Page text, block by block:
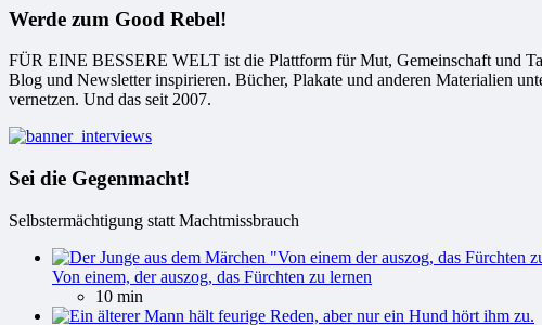
Werde zum Good Rebel!
FÜR EINE BESSERE WELT ist die Plattform für Mut, Gemeinschaft und
Blog und Newsletter inspirieren. Bücher, Plakate und anderen Materialien
vernetzen. Und das seit 2007.
Sei die Gegenmacht!
Selbstermächtigung statt Machtmissbrauch
Von einem, der auszog, das Fürchten zu lernen
10 min